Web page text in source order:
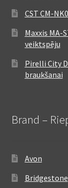
CST CM-
Maxxis MA-
veiktspēju
Pirelli City
braukšanai
Brand –
Avon
Bridgestone